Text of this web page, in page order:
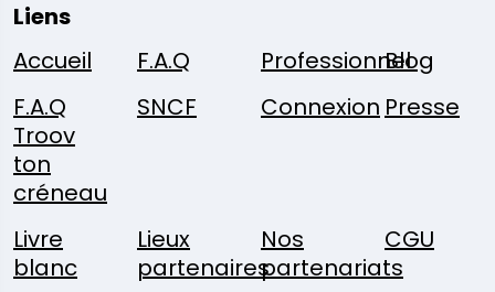
Liens
Accueil
F.A.Q Professionnel
Blog
F.A.Q
Troov
ton
créneau
SNCF Connexion Presse
Livre
blanc
Lieux
partenaires
Nos
partenariats
CGU